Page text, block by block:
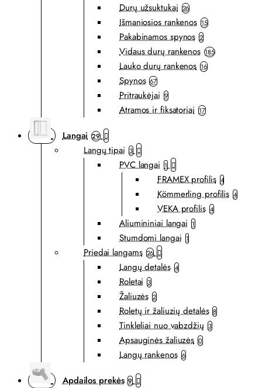
Durų užsuktukai 26
Išmaniosios rankenos 15
Pakabinamos spynos 2
Vidaus durų rankenos 185
Lauko durų rankenos 16
Spynos 67
Pritraukėjai 9
Atramos ir fiksatoriai 17
Langai 29
Langų tipai 3
PVC langai 1
FRAMEX profilis 4
Kömmerling profilis 4
VEKA profilis 4
Aliumininiai langai 1
Stumdomi langai 1
Priedai langams 26
Langų detalės 4
Roletai 3
Žaliuzės 2
Roletų ir žaliuzių detalės 8
Tinkleliai nuo vabzdžių 3
Apsauginės žaliuzės 0
Langų rankenos 6
Apdailos prekės 9